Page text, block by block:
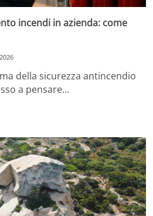
incendi in azienda: come
della sicurezza antincendio
a pensare…